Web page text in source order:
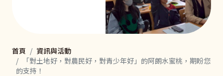
首頁
資訊與活動
「對土地好，對農民好，對青少年好」的阿朗水蜜桃，期盼您
的支持！